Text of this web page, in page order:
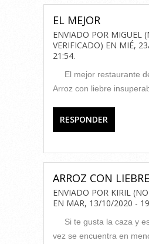
EL MEJOR
ENVIADO POR MIGUEL
VERIFICADO) EN MIÉ,
21:54.
El mejor restaurante
Arroz con liebre
RESPONDER
ARROZ CON LIEBRE
ENVIADO POR KIRIL
EN MAR, 13/10/2020 -
Si te gusta la caza y
vez se encuentra en